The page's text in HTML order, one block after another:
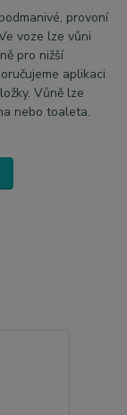
provoní
voze lze vůni
pro nižší
aplikaci
Vůně lze
nebo toaleta.